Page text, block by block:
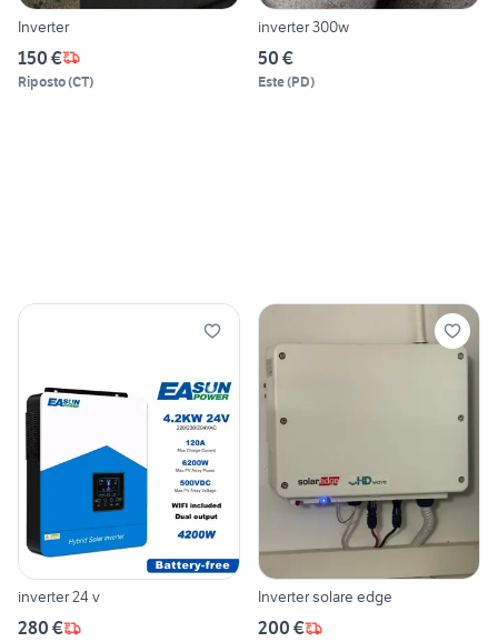
Inverter
150 €
Riposto(CT)
inverter 300w
50 €
Este(PD)
inverter 24 v
280 €
Inverter solare edge
200 €